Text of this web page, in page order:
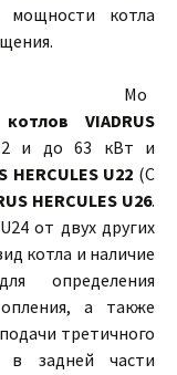
котла
Мо
VIADRUS
и до 63 кВт и
НERCULES U22 (C
НERCULES U26.
от двух других
котла и наличие
определения
а также
третичного
в задней части